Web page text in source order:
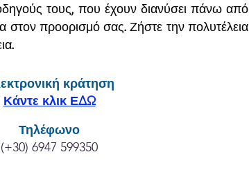
τους, που έχουν διανύσει πάνω από
στον προορισμό σας. Ζήστε την πολυτέλεια
κράτηση
Κάντε κλικ ΕΔΩ
Τηλέφωνο
(+30) 6947 599350